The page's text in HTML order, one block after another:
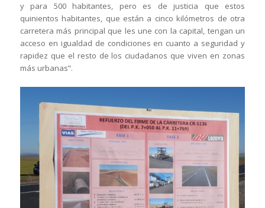
y para 500 habitantes, pero es de justicia que estos
quinientos habitantes, que están a cinco kilómetros de otra
carretera más principal que les une con la capital, tengan un
acceso en igualdad de condiciones en cuanto a seguridad y
rapidez que el resto de los ciudadanos que viven en zonas
más urbanas”.